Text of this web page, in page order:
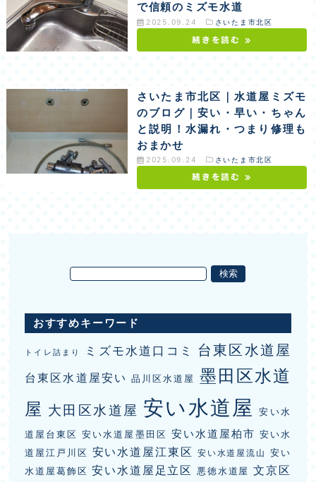
で信頼のミズモ水道
2025.09.24 さいたま市北区
続きを読む »
さいたま市北区｜水道屋ミズモ
のブログ｜安い・早い・ちゃん
と説明！水漏れ・つまり修理も
おまかせ
2025.09.24 さいたま市北区
続きを読む »
おすすめキーワード
トイレ詰まり ミズモ水道口コミ 台東区水道屋
台東区水道屋安い 品川区水道屋
墨田区水道
屋 大田区水道屋 安い水道屋
安い水
道屋台東区 安い水道屋墨田区 安い水道屋柏市 安い水
道屋江戸川区 安い水道屋江東区 安い水道屋流山
安い
水道屋葛飾区 安い水道屋足立区 悪徳水道屋
文京区